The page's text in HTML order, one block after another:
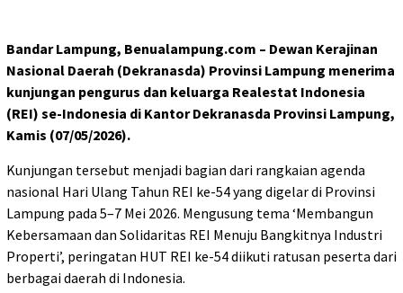
Bandar Lampung, Benualampung.com – Dewan Kerajinan
Nasional Daerah (Dekranasda) Provinsi Lampung menerima
kunjungan pengurus dan keluarga Realestat Indonesia
(REI) se-Indonesia di Kantor Dekranasda Provinsi Lampung,
Kamis (07/05/2026).
Kunjungan tersebut menjadi bagian dari rangkaian agenda
nasional Hari Ulang Tahun REI ke-54 yang digelar di Provinsi
Lampung pada 5–7 Mei 2026. Mengusung tema ‘Membangun
Kebersamaan dan Solidaritas REI Menuju Bangkitnya Industri
Properti’, peringatan HUT REI ke-54 diikuti ratusan peserta dari
berbagai daerah di Indonesia.